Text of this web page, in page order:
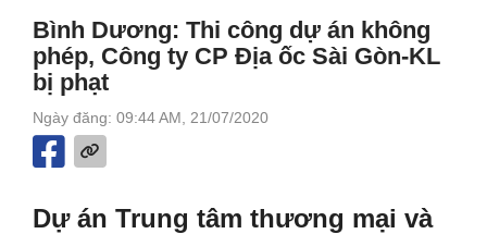
Bình Dương: Thi công dự án không
phép, Công ty CP Địa ốc Sài Gòn-KL
bị phạt
Ngày đăng: 09:44 AM, 21/07/2020
Dự án Trung tâm thương mại và